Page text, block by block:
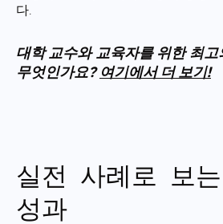
다.
대학 교수와 교육자를 위한 최
무엇인가요? 여기에서 더 보기!
실전 사례로 보
성과